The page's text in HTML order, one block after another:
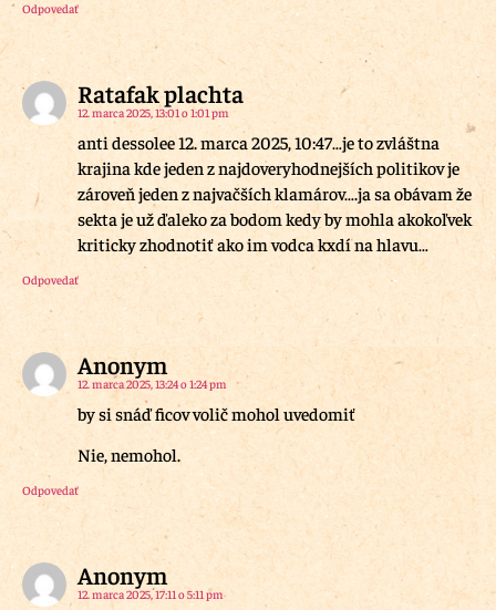
Odpovedať
Ratafak plachta
12. marca 2025, 13:01 o 1:01 pm
anti dessolee 12. marca 2025, 10:47…je to zvláštna
krajina kde jeden z najdoveryhodnejších politikov je
zároveň jeden z najvačších klamárov….ja sa obávam že
sekta je už ďaleko za bodom kedy by mohla akokoľvek
kriticky zhodnotiť ako im vodca kxdí na hlavu…
Odpovedať
Anonym
12. marca 2025, 13:24 o 1:24 pm
by si snáď ficov volič mohol uvedomiť
Nie, nemohol.
Odpovedať
Anonym
12. marca 2025, 17:11 o 5:11 pm